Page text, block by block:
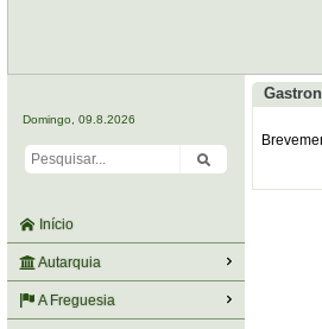
Domingo, 09.8.2026
Início
Autarquia
A Freguesia